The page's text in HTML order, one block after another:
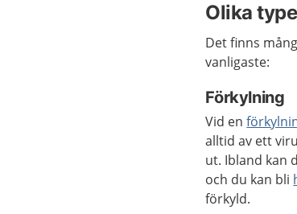
Olika
Det finns
vanligaste:
Förkylning
Vid en
alltid av ett
ut. Ibland kan
och du kan bli
förkyld.